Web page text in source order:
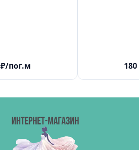
₽/пог.м 180